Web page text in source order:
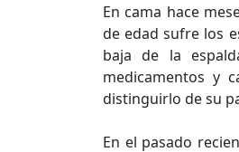
En cama hace
de edad sufre los
baja de la
medicamentos y
distinguirlo de su
En el pasado